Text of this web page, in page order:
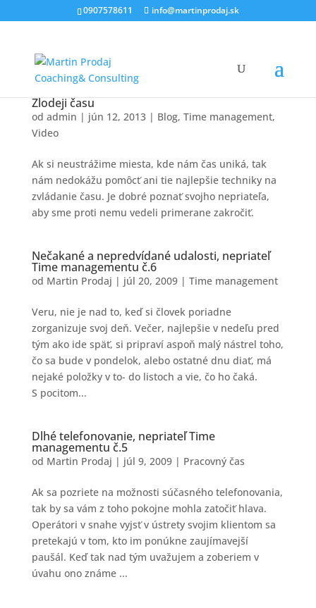
0907578611 info@martinprodaj.sk
Zlodeji času
od admin | jún 12, 2013| Blog, Time management,
Video
Ak si neustrážime miesta, kde nám čas uniká, tak
nám nedokážu pomôcť ani tie najlepšie techniky na
zvládanie času. Je dobré poznať svojho nepriateľa,
aby sme proti nemu vedeli primerane zakročiť.
Nečakané a nepredvídané udalosti, nepriateľ
Time managementu č.6
od Martin Prodaj | júl 20, 2009| Time management
Veru, nie je nad to, keď si človek poriadne
zorganizuje svoj deň. Večer, najlepšie v nedeľu pred
tým ako ide späť, si pripraví aspoň malý nástrel toho,
čo sa bude v pondelok, alebo ostatné dnu diať, má
nejaké položky v to- do listoch a vie, čo ho čaká.
S pocitom...
Dlhé telefonovanie, nepriateľ Time
managementu č.5
od Martin Prodaj | júl 9, 2009| Pracovný čas
Ak sa pozriete na možnosti súčasného telefonovania,
tak by sa vám z toho pokojne mohla zatočiť hlava.
Operátori v snahe vyjsť v ústrety svojim klientom sa
pretekajú v tom, kto im ponúkne zaujímavejší
paušál. Keď tak nad tým uvažujem a zoberiem v
úvahu ono známe ...